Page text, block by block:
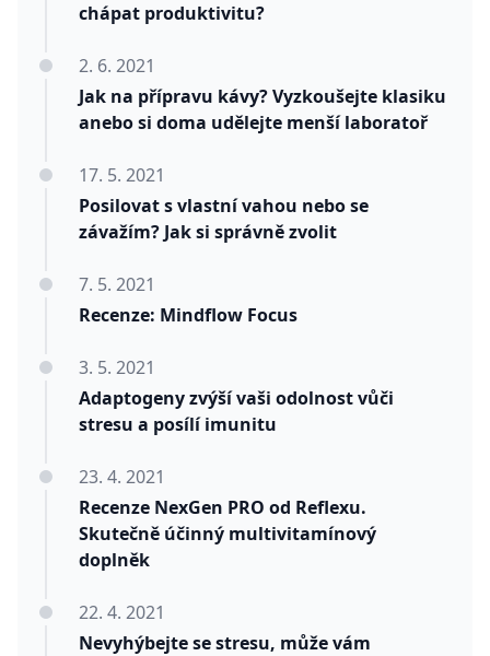
chápat produktivitu?
Jak na přípravu kávy? Vyzkoušejte klasiku
anebo si doma udělejte menší laboratoř
2. 6. 2021
Posilovat s vlastní vahou nebo se
závažím? Jak si správně zvolit
17. 5. 2021
Recenze: Mindflow Focus
7. 5. 2021
Adaptogeny zvýší vaši odolnost vůči
stresu a posílí imunitu
3. 5. 2021
Recenze NexGen PRO od Reflexu.
Skutečně účinný multivitamínový
doplněk
23. 4. 2021
Nevyhýbejte se stresu, může vám
22. 4. 2021